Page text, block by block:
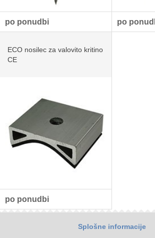
po ponudbi po
ECO nosilec za valovito kritino
CE
po ponudbi
Splošne informacije